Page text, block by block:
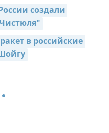
создали
в российские